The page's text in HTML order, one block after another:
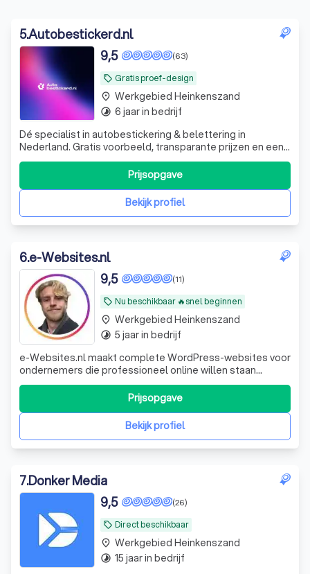
5.Autobestickerd.nl
local_offer Gratis proef-design
(63)
9,5
Dé specialist in autobestickering & belettering in
Nederland. Gratis voorbeeld, transparante prijzen en een
zéér korte levertermijn. Gekozen door velen,
tevredenheid van iedereen!
Bekijk profiel
Prijsopgave
place Werkgebied Heinkenszand
timelapse 6 jaar in bedrijf
6.e-Websites.nl
local_offer Nu beschikbaar 🔥snel beginnen
(11)
9,5
e-Websites.nl maakt complete WordPress-websites voor
ondernemers die professioneel online willen staan
zonder technisch gedoe. Veel ondernemers weten dat ze
een goede website nodig hebben, maar lopen vast op
keuzes zoals hosting, domeinnaam, e-mail, WordPress,
onderhoud, beveiliging en teksten. Wij
Bekijk profiel
Prijsopgave
place Werkgebied Heinkenszand
timelapse 5 jaar in bedrijf
7.Donker Media
local_offer Direct beschikbaar
(26)
9,5
place Werkgebied Heinkenszand
timelapse 15 jaar in bedrijf